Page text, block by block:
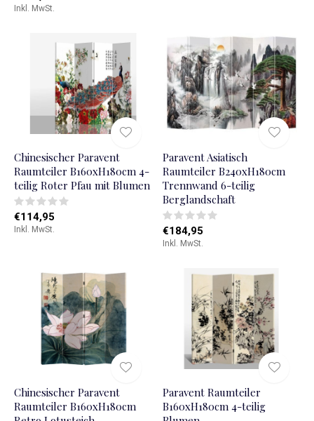
Inkl. MwSt.
Chinesischer Paravent
Raumteiler B160xH180cm 4-
teilig Roter Pfau mit Blumen
€114,95
Inkl. MwSt.
Paravent Asiatisch
Raumteiler B240xH180cm
Trennwand 6-teilig
Berglandschaft
€184,95
Inkl. MwSt.
Chinesischer Paravent
Raumteiler B160xH180cm
Paravent Raumteiler
B160xH180cm 4-teilig